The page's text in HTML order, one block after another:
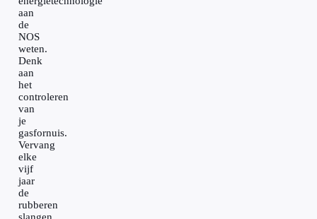
aan
de
NOS
weten.
Denk
aan
het
controleren
van
je
gasfornuis.
Vervang
elke
vijf
jaar
de
rubberen